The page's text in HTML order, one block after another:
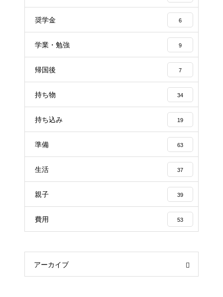
奨学金 6
学業・勉強 9
帰国後 7
持ち物 34
持ち込み 19
準備 63
生活 37
親子 39
費用 53
アーカイブ